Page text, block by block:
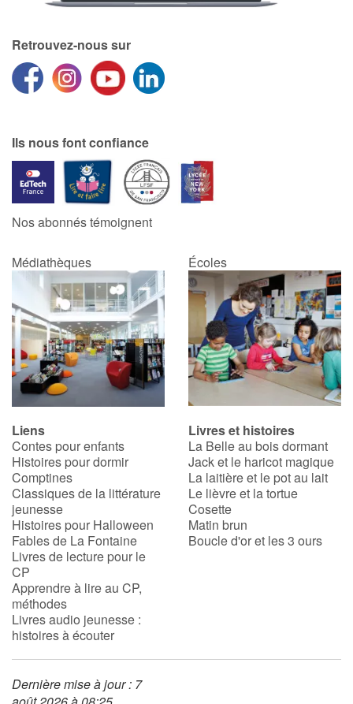
Retrouvez-nous sur
Ils nous font confiance
Nos abonnés témoignent
Médiathèques Écoles
Liens
Contes pour enfants
Histoires pour dormir
Comptines
Classiques de la littérature
jeunesse
Histoires pour Halloween
Fables de La Fontaine
Livres de lecture pour le
CP
Apprendre à lire au CP,
méthodes
Livres audio jeunesse :
histoires à écouter
Livres et histoires
La Belle au bois dormant
Jack et le haricot magique
La laitière et le pot au lait
Le lièvre et la tortue
Cosette
Matin brun
Boucle d'or et les 3 ours
Dernière mise à jour : 7